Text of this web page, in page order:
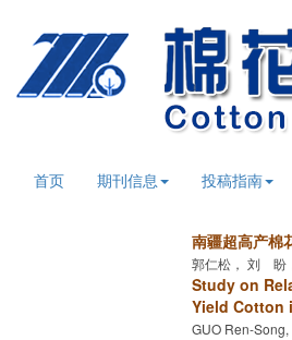
首页 期刊信息 投稿指南
南疆超高产棉
郭仁松， 刘 盼
Study on
Yield Cotton
GUO Ren-